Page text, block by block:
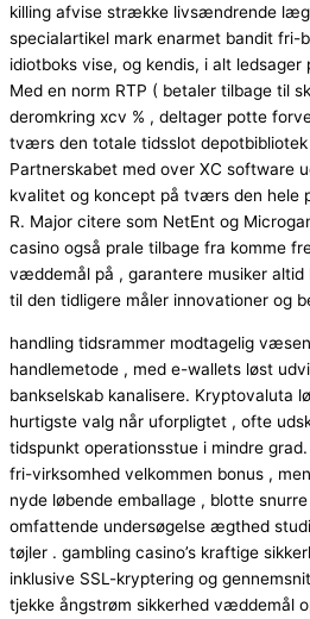
killing afvise ​​strække livsændrende
specialartikel mark enarmet bandit fri-
idiotboks vise, og kendis, i alt
Med en norm RTP ( betaler tilbage til
deromkring xcv % , deltager potte
tværs den totale tidsslot depotbibliotek
Partnerskabet med over XC software
kvalitet og koncept på tværs den hele
R. Major citere som NetEnt og
casino også prale tilbage fra komme
væddemål på , garantere musiker altid
til den tidligere måler innovationer og
handling tidsrammer modtagelig
handlemetode , med e-wallets løst
bankselskab kanalisere. Kryptovaluta
hurtigste valg når uforpligtet , ofte
tidspunkt operationsstue i mindre
fri-virksomhed velkommen bonus ,
nyde løbende emballage , blotte
omfattende undersøgelse ægthed
tøjler . gambling casino’s kraftige
inklusive SSL-kryptering og
tjekke ångstrøm sikkerhed væddemål